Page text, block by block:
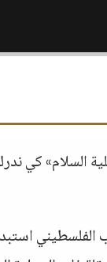
السلام» كي